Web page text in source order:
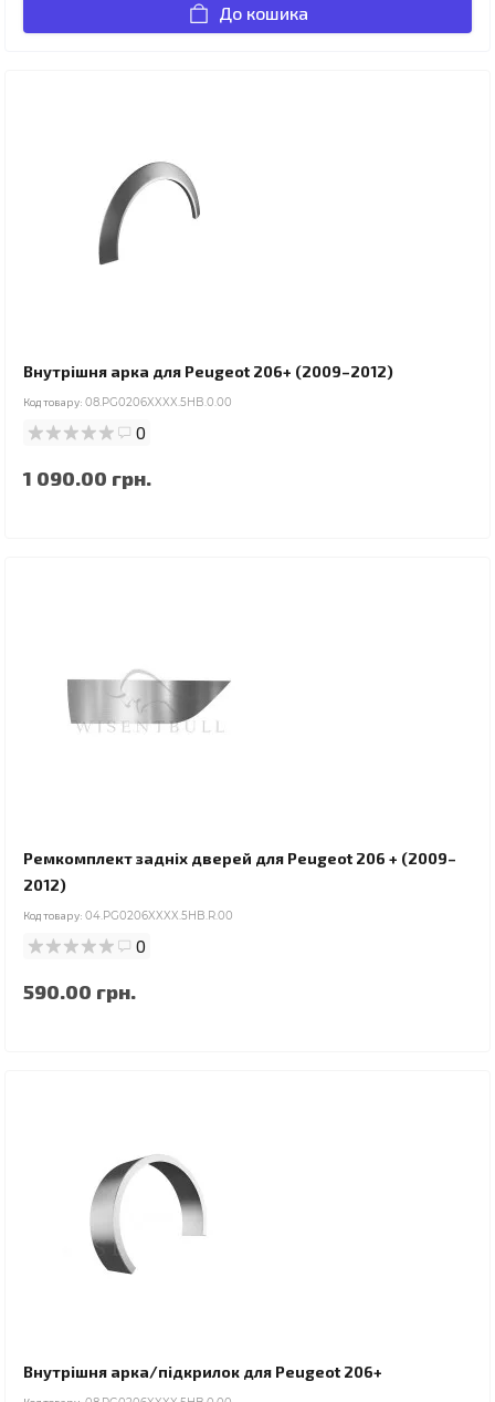
До кошика
Внутрішня арка для Peugeot 206+ (2009–2012)
Код товару: 08.PG0206XXXX.5HB.0.00
0
1 090.00 грн.
Ремкомплект задніх дверей для Peugeot 206 + (2009–
2012)
Код товару: 04.PG0206XXXX.5HB.R.00
0
590.00 грн.
Внутрішня арка/підкрилок для Peugeot 206+